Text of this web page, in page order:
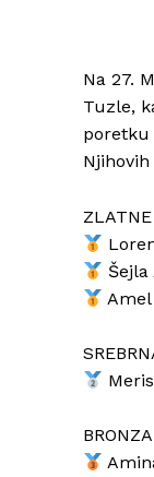
Na 27.
Tuzle,
poretku